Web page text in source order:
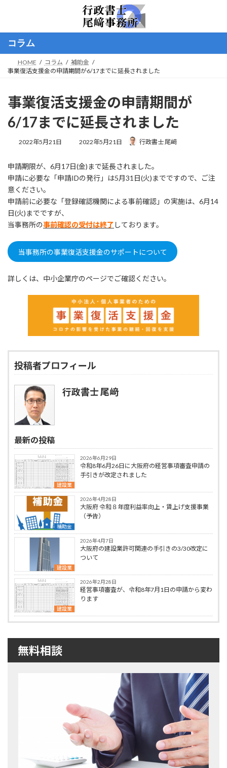
ン
へ
ー
ョ
コラム
HOME コラム
補助金
事業復活支援金の申請期間が6/17までに延長されました
事業復活支援金の申請期間が
6/17までに延長されました
2022年5月21日
最
新
日
2022年5月21日 行政書士 尾﨑
申請期限が、6月17日(金)まで延長されました。
申請に必要な「申請IDの発行」は5月31日(火)までですので、ご注
意ください。
申請前に必要な「登録確認機関による事前確認」の実施は、6月14
日(火)までですが、
当事務所の事前確認の受付は終了 しております。
当事務所の事業復活支援金のサポートについて
詳しくは、中小企業庁のページでご確認ください。
投稿者プロフィール
行政書士 尾﨑
最新の投稿
建設業
2026年6月29日
令和8年6月26日に大阪府の経営事項審査申請の
手引きが改定されました
補助金
2026年4月28日
大阪府 令和８年度利益率向上・賃上げ支援事業
（予告）
建設業
2026年4月7日
大阪府の建設業許可関連の手引きの3/30改定に
ついて
建設業
2026年2月28日
経営事項審査が、令和8年7月1日の申請から変わ
ります
無料相談